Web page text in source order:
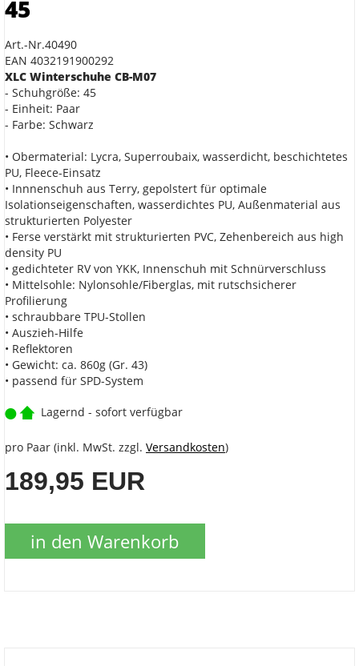
45
Art.-Nr.40490
EAN 4032191900292
XLC Winterschuhe CB-M07
- Schuhgröße: 45
- Einheit: Paar
- Farbe: Schwarz
• Obermaterial: Lycra, Superroubaix, wasserdicht, beschichtetes
PU, Fleece-Einsatz
• Innnenschuh aus Terry, gepolstert für optimale
Isolationseigenschaften, wasserdichtes PU, Außenmaterial aus
strukturierten Polyester
• Ferse verstärkt mit strukturierten PVC, Zehenbereich aus high
density PU
• gedichteter RV von YKK, Innenschuh mit Schnürverschluss
• Mittelsohle: Nylonsohle/Fiberglas, mit rutschsicherer
Profilierung
• schraubbare TPU-Stollen
• Auszieh-Hilfe
• Reflektoren
• Gewicht: ca. 860g (Gr. 43)
• passend für SPD-System
Lagernd - sofort verfügbar
pro Paar (inkl. MwSt. zzgl. Versandkosten)
189,95 EUR
in den Warenkorb